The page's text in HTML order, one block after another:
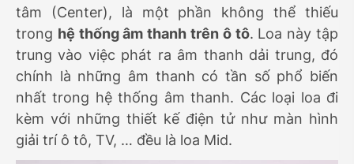
tâm (Center), là một phần không thể thiếu
trong hệ thống âm thanh trên ô tô. Loa này tập
trung vào việc phát ra âm thanh dải trung, đó
chính là những âm thanh có tần số phổ biến
nhất trong hệ thống âm thanh. Các loại loa đi
kèm với những thiết kế điện tử như màn hình
giải trí ô tô, TV, … đều là loa Mid.